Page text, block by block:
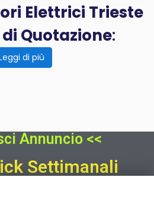
Elettrici Trieste
Quotazione:
di più
Annuncio <<
Settimanali